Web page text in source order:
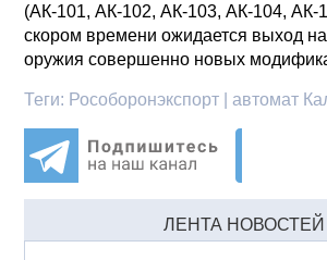
(АК-101, АК-102, АК-103, АК-104, АК-
скором времени ожидается выход
оружия совершенно новых
Теги: Рособоронэкспорт | автомат
ЛЕНТА НОВОСТЕЙ